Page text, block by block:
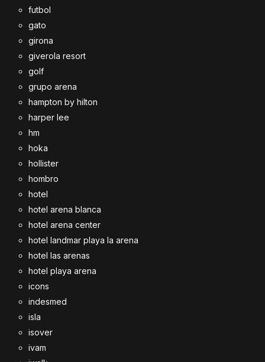
futbol
gato
girona
giverola resort
golf
grupo arena
hampton by hilton
harper lee
hm
hoka
hollister
hombro
hotel
hotel arena blanca
hotel arena center
hotel landmar playa la arena
hotel las arenas
hotel playa arena
icons
indesmed
isla
isover
ivam